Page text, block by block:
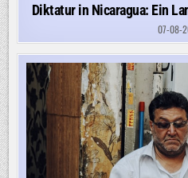
Diktatur in Nicaragua: Ein
07-08-